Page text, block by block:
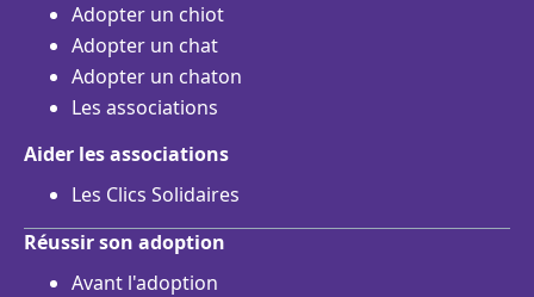
Adopter un chiot
Adopter un chat
Adopter un chaton
Les associations
Aider les associations
Les Clics Solidaires
Réussir son adoption
Avant l'adoption